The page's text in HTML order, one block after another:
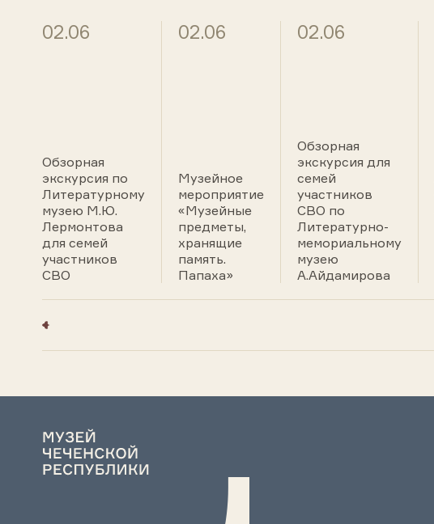
02.06
Обзорная
экскурсия по
Литературному
музею М.Ю.
Лермонтова
для семей
участников
СВО
02.06
Музейное
мероприятие
«Музейные
предметы,
хранящие
память.
Папаха»
02.06
Обзорная
экскурсия для
семей
участников
СВО по
Литературно-
мемориальному
музею
А.Айдамирова